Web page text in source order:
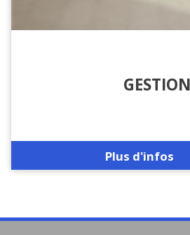
GESTION
Plus d'infos